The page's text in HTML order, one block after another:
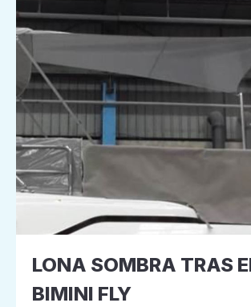
LONA SOMBRA TRAS
BIMINI FLY